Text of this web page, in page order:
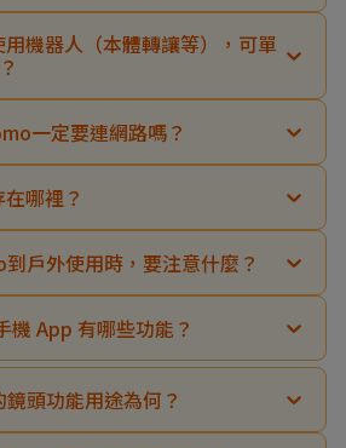
機器人（本體轉讓等），可單
一定要連網路嗎？
哪裡？
戶外使用時，要注意什麼？
App 有哪些功能？
頭功能用途為何？